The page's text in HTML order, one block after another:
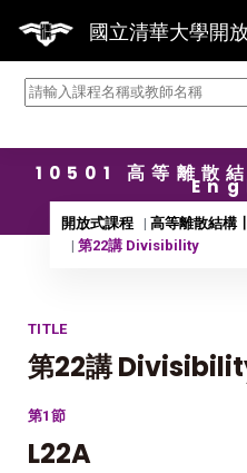
國立清華大學開
10501 高等離
開放式課程
高等離散結構
第22講 Divisibility
TITLE
第22講
第1節
L22A